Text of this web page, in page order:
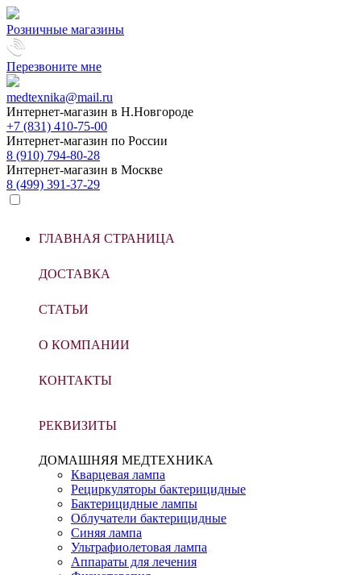
Розничные магазины
Перезвоните мне
medtexnika@mail.ru
Интернет-магазин в Н.Новгороде
+7 (831) 410-75-00
Интернет-магазин по России
8 (910) 794-80-28
Интернет-магазин в Москве
8 (499) 391-37-29
ГЛАВНАЯ СТРАНИЦА
ДОСТАВКА
СТАТЬИ
О КОМПАНИИ
КОНТАКТЫ
РЕКВИЗИТЫ
ДОМАШНЯЯ МЕДТЕХНИКА
Кварцевая лампа
Рециркуляторы бактерицидные
Бактерицидные лампы
Облучатели бактерицидные
Синяя лампа
Ультрафиолетовая лампа
Аппараты для лечения